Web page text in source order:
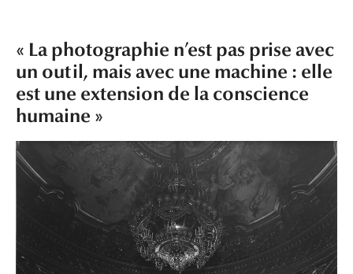
« La photographie n’est pas prise avec
un outil, mais avec une machine : elle
est une extension de la conscience
humaine »